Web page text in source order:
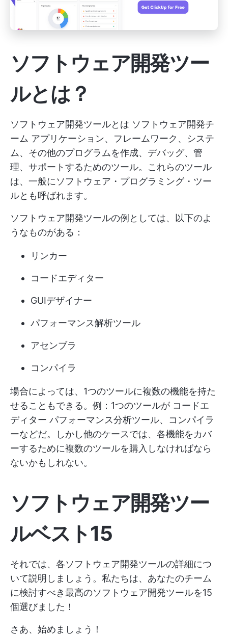
ソフトウェア開発ツー
ルとは？
ソフトウェア開発ツールとは ソフトウェア開発チ
ーム アプリケーション、フレームワーク、システ
ム、その他のプログラムを作成、デバッグ、管
理、サポートするためのツール。これらのツール
は、一般にソフトウェア・プログラミング・ツー
ルとも呼ばれます。
ソフトウェア開発ツールの例としては、以下のよ
うなものがある：
リンカー
コードエディター
GUIデザイナー
パフォーマンス解析ツール
アセンブラ
コンパイラ
場合によっては、1つのツールに複数の機能を持た
せることもできる。例：1つのツールが コードエ
ディター パフォーマンス分析ツール、コンパイラ
ーなどだ。しかし他のケースでは、各機能をカバ
ーするために複数のツールを購入しなければなら
ないかもしれない。
ソフトウェア開発ツー
ルベスト15
それでは、各ソフトウェア開発ツールの詳細につ
いて説明しましょう。私たちは、あなたのチーム
に検討すべき最高のソフトウェア開発ツールを15
個選びました！
さあ、始めましょう！